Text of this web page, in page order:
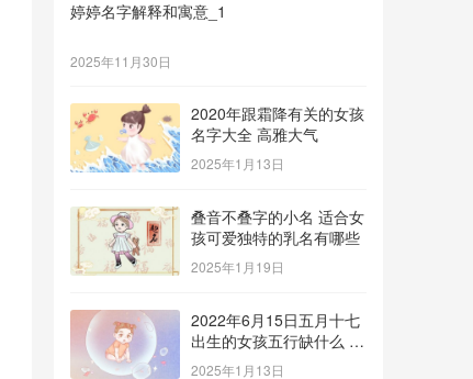
婷婷名字解释和寓意_1
2025年11月30日
2020年跟霜降有关的女孩
名字大全 高雅大气
2025年1月13日
叠音不叠字的小名 适合女
孩可爱独特的乳名有哪些
2025年1月19日
2022年6月15日五月十七
出生的女孩五行缺什么 补
金的名字推荐
2025年1月13日